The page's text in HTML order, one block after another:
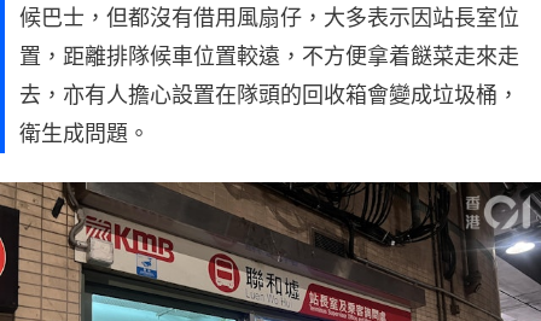
候巴士，但都沒有借用風扇仔，大多表示因站長室位
置，距離排隊候車位置較遠，不方便拿着餸菜走來走
去，亦有人擔心設置在隊頭的回收箱會變成垃圾桶，
衛生成問題。